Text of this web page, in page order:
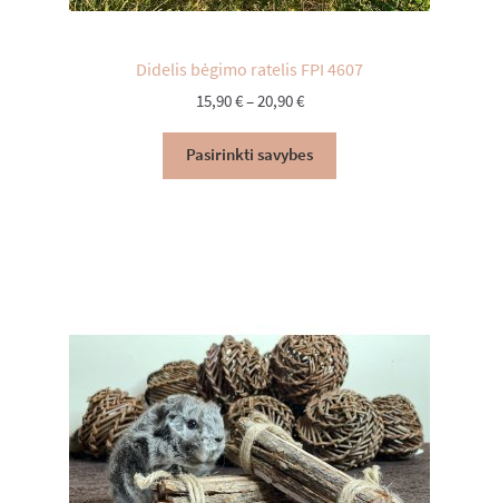
Didelis bėgimo ratelis FPI 4607
15,90€–20,90€Price
15,90 €
through
Pasirinkti savybes